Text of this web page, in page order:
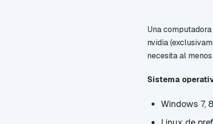
Una
nvidia
necesita al
Sistema
Windows 7,